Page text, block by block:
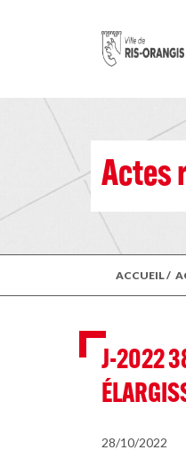
Actes
ACCUEIL/
J-2022
28/10/2022